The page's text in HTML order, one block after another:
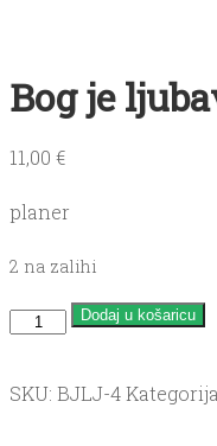
Bog je
11,00 €
planer
2 na zalihi
Bog
ljubav
Dodaj u košaricu
SKU: BJLJ-4